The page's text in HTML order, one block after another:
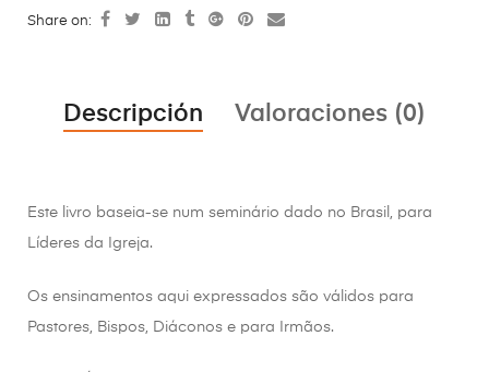
Share on:
Descripción Valoraciones (0)
Este livro baseia-se num seminário dado no Brasil, para
Líderes da Igreja.
Os ensinamentos aqui expressados são válidos para
Pastores, Bispos, Diáconos e para Irmãos.